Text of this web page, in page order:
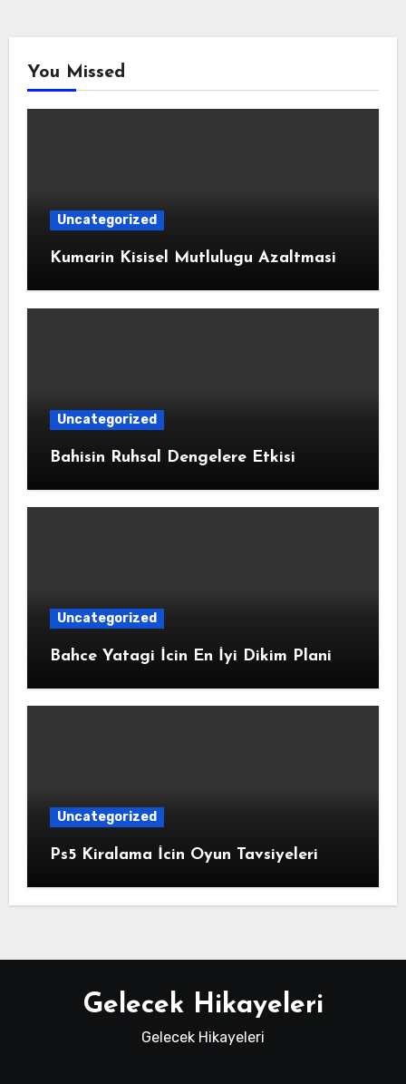
You Missed
Uncategorized
Kumarin Kisisel Mutlulugu Azaltmasi
Uncategorized
Bahisin Ruhsal Dengelere Etkisi
Uncategorized
Bahce Yatagi İcin En İyi Dikim Plani
Uncategorized
Ps5 Kiralama İcin Oyun Tavsiyeleri
Gelecek Hikayeleri
Gelecek Hikayeleri